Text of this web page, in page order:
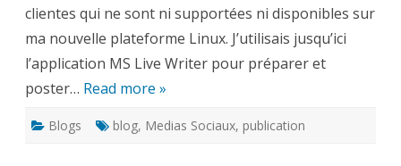
clientes qui ne sont ni supportées ni disponibles sur
ma nouvelle plateforme Linux. J’utilisais jusqu’ici
l’application MS Live Writer pour préparer et
poster… Read more »
Blogs blog, Medias Sociaux, publication